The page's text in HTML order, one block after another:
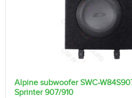
Alpine subwoofer SWC-
Sprinter 907/910